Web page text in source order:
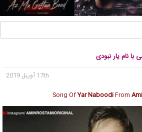
نام یار نبودی
17th آوریل 2019
Song OfYar NaboodiFrom